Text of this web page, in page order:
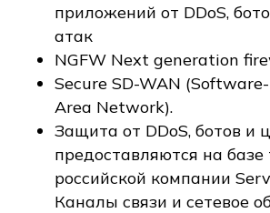
приложений от DDoS,
атак
NGFW Next generation
Secure SD-WAN
Area Network).
Защита от DDoS, ботов и
предоставляются на базе
российской компании
Каналы связи и сетевое